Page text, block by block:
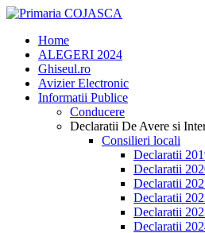
Home
ALEGERI 2024
Ghiseul.ro
Avizier Electronic
Informatii Publice
Conducere
Declaratii De Avere si
Consilieri locali
Declaratii
Declaratii
Declaratii
Declaratii
Declaratii
Declaratii